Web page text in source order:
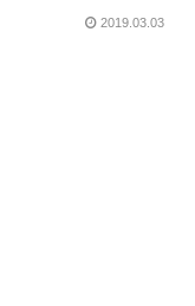
2019.03.03